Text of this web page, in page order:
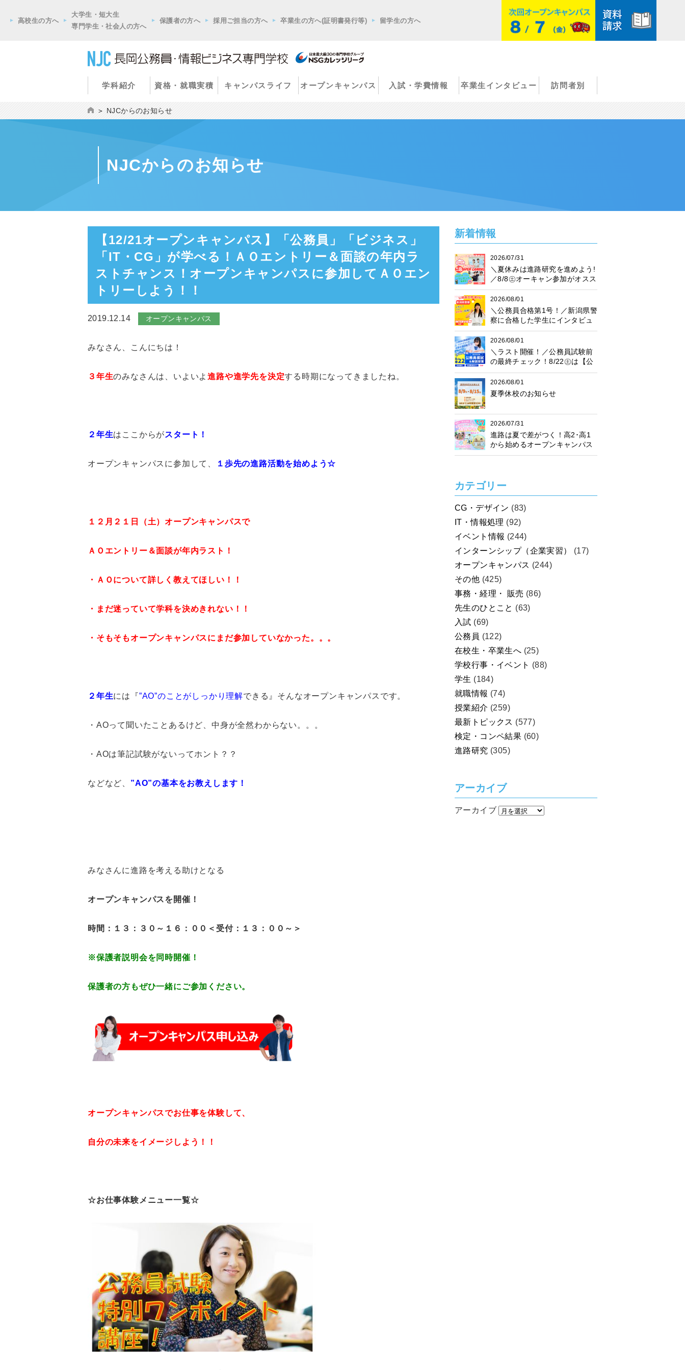
高校生の方へ
大学生・短大生
専門学生・社会人の方へ
保護者の方へ 採用ご担当の方へ 卒業生の方へ(証明書発行等) 留学生の方へ
学科紹介 資格・就職実積 キャンパスライフ オープンキャンパス 入試・学費情報 卒業生インタビュー 訪問者別
NJCからのお知らせ
NJCからのお知らせ
【12/21オープンキャンパス】「公務員」「ビジネス」
「IT・CG」が学べる！ＡＯエントリー＆面談の年内ラ
ストチャンス！オープンキャンパスに参加してＡＯエン
トリーしよう！！
2019.12.14 オープンキャンパス
みなさん、こんにちは！
３年生のみなさんは、いよいよ進路や進学先を決定する時期になってきましたね。
２年生はここからがスタート ！
オープンキャンパスに参加して、 １歩先の進路活動を始めよう☆
１２月２１日（土）オープンキャンパスで
ＡＯエントリー＆面談が年内ラスト！
・ＡＯについて詳しく教えてほしい！！
・まだ迷っていて学科を決めきれない！！
・そもそもオープンキャンパスにまだ参加していなかった。。。
２年生には『”AO”のことがしっかり理解できる』そんなオープンキャンパスです。
・AOって聞いたことあるけど、中身が全然わからない。。。
・AOは筆記試験がないってホント？？
などなど、 ”AO”の基本をお教えします！
みなさんに進路を考える助けとなる
オープンキャンパスを開催！
時間：１３：３０～１６：００＜受付：１３：００～＞
※保護者説明会を同時開催！
保護者の方もぜひ一緒にご参加ください。
オープンキャンパスでお仕事を体験して、
自分の未来をイメージしよう ！！
☆お仕事体験メニュー一覧☆
新着情報
2026/07/31
＼夏休みは進路研究を進めよう!
／8/8㊏オーキャン参加がオスス
メ♪プレゼント抽選会も開催中！
2026/08/01
＼公務員合格第1号！／新潟県警
察に合格した学生にインタビュ
ー！
2026/08/01
＼ラスト開催！／公務員試験前
の最終チェック！8/22㊏は【公
務員模試】に参加しよう♪
2026/08/01
夏季休校のお知らせ
2026/07/31
進路は夏で差がつく！高2･高1
から始めるオープンキャンパス
カテゴリー
CG・デザイン (83)
IT・情報処理 (92)
イベント情報 (244)
インターンシップ（企業実習）
(17)
オープンキャンパス (244)
その他 (425)
事務・経理・ 販売 (86)
先生のひとこと (63)
入試 (69)
公務員 (122)
在校生・卒業生へ (25)
学校行事・イベント (88)
学生 (184)
就職情報 (74)
授業紹介 (259)
最新トピックス (577)
検定・コンペ結果 (60)
進路研究 (305)
アーカイブ
アーカイブ